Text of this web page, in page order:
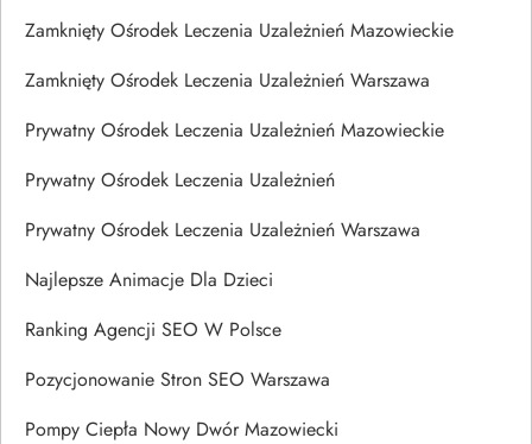
Zamknięty Ośrodek Leczenia Uzależnień Mazowieckie
Zamknięty Ośrodek Leczenia Uzależnień Warszawa
Prywatny Ośrodek Leczenia Uzależnień Mazowieckie
Prywatny Ośrodek Leczenia Uzależnień
Prywatny Ośrodek Leczenia Uzależnień Warszawa
Najlepsze Animacje Dla Dzieci
Ranking Agencji SEO W Polsce
Pozycjonowanie Stron SEO Warszawa
Pompy Ciepła Nowy Dwór Mazowiecki